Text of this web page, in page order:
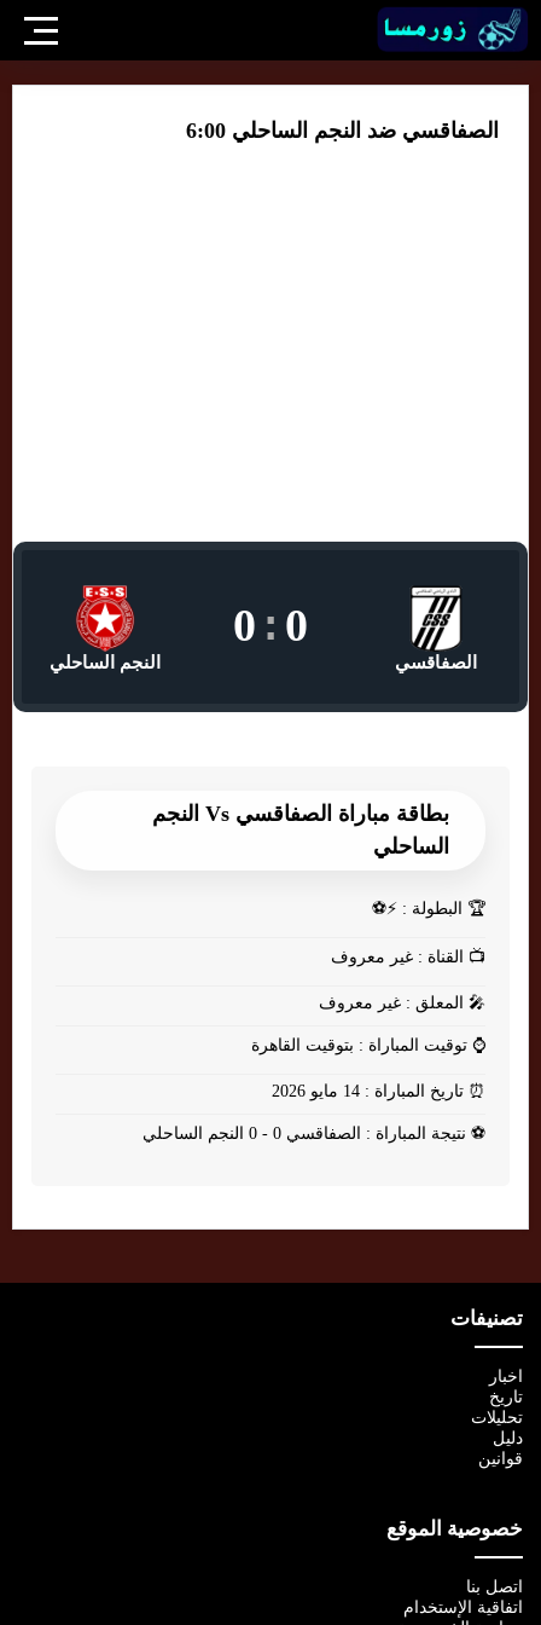
الصفاقسي ضد النجم الساحلي 6:00
الصفاقسي
0
:
0
النجم الساحلي
بطاقة مباراة الصفاقسي Vs النجم
الساحلي
🏆 البطولة : ⚡⚽
📺 القناة : غير معروف
🎤 المعلق : غير معروف
⌚ توقيت المباراة : بتوقيت القاهرة
⏰ تاريخ المباراة : 14 مايو 2026
⚽ نتيجة المباراة : الصفاقسي 0 - 0 النجم الساحلي
تصنيفات
اخبار
تاريخ
تحليلات
دليل
قوانين
خصوصية الموقع
اتصل بنا
اتفاقية الإستخدام